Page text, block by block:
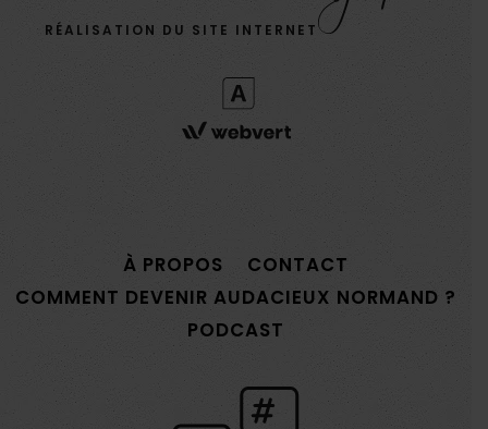
RÉALISATION DU SITE INTERNET
À PROPOS
CONTACT
COMMENT DEVENIR AUDACIEUX NORMAND ?
PODCAST